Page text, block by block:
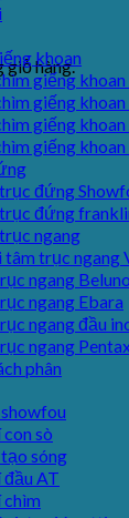
giỏ hàng.
khoan
giếng
giếng khoan
giếng khoan
giếng
đứng
đứng
ngang
tâm trục ngang
ngang Beluno
ngang Ebara
ngang đầu
ngang
phân
sò
sóng
AT